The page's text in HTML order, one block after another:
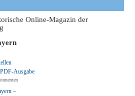
Online-Magazin der
Ausgabe
–